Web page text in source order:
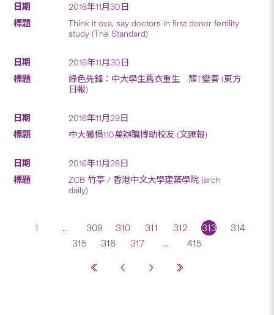
2016年11月30日
Think it ova, say doctors in first donor fertility
study (The Standard)
2016年11月30日
綠色先鋒：中大學生舊衣重生 頹T變奏 (東方
日報)
2016年11月29日
中大獲捐110萬辦職博助校友 (文匯報)
2016年11月28日
ZCB 竹亭 / 香港中文大學建築學院 (arch
daily)
1 ... 309 310 311 312 313
314
315
316 317 ... 415